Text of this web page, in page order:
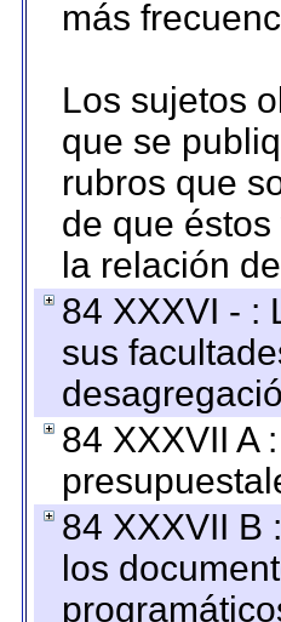
más
Los sujetos
que se
rubros que
de que
la relación
84 XXXVI - :
sus
84 XXXVII A
84 XXXVII B
los